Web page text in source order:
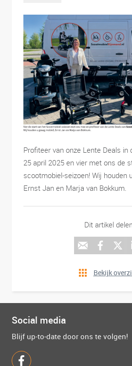
Profiteer van onze Lente Deals
25 april 2025 en vier met ons de
scootmobiel-seizoen! Wij houden
Ernst Jan en Marja van Bokkum.
Dit artikel
Bekijk
Social media
Blijf up-to-date door ons te volgen!